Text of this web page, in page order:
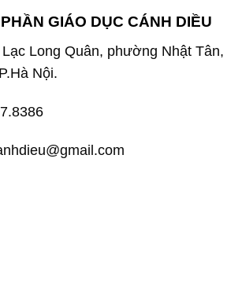
GIÁO DỤC CÁNH DIỀU
Long Quân, phường Nhật Tân,
Nội.